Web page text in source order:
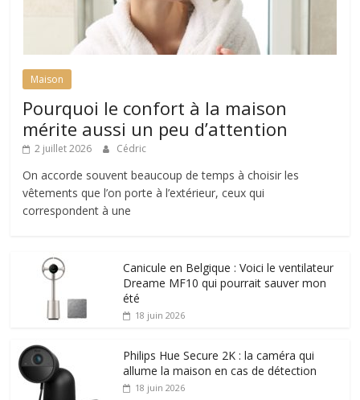
Maison
Pourquoi le confort à la maison
mérite aussi un peu d’attention
2 juillet 2026 Cédric
On accorde souvent beaucoup de temps à choisir les
vêtements que l’on porte à l’extérieur, ceux qui
correspondent à une
Canicule en Belgique : Voici le ventilateur
Dreame MF10 qui pourrait sauver mon
été
18 juin 2026
Philips Hue Secure 2K : la caméra qui
allume la maison en cas de détection
18 juin 2026